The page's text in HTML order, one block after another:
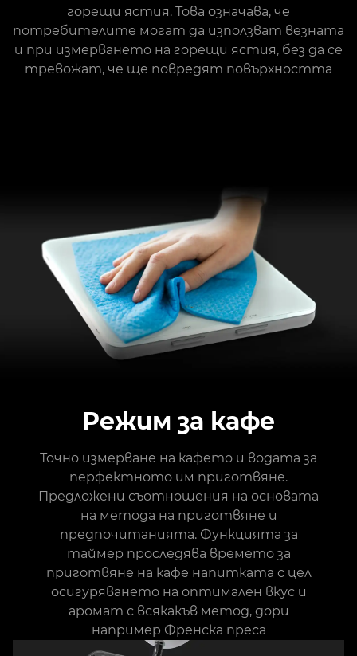
горещи ястия. Това означава, че
потребителите могат да използват везната
и при измерването на горещи ястия, без да се
тревожат, че ще повредят повърхността
Режим за кафе
Точно измерване на кафето и водата за
перфектното им приготвяне.
Предложени съотношения на основата
на метода на приготвяне и
предпочитанията. Функцията за
таймер проследява времето за
приготвяне на кафе напитката с цел
осигуряването на оптимален вкус и
аромат с всякакъв метод, дори
например Френска преса